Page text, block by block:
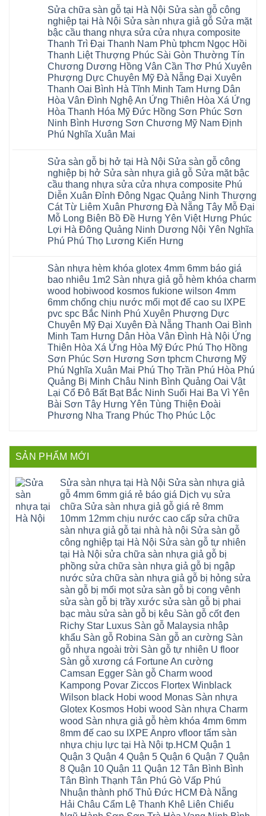
Thanh
Xuân
Kim
Động
Văn
Giang
Cầu
Giấy
Văn
Lâm
tphcm
Khoái
Châu
Trì
Thanh
Xuân
Đoan
Hùng
Thanh
Ba
Giấy
Hạ
Hòa
Cẩm
Khê
Tây
Hồ
Yên
Lập
Thanh
Ninh
hưng
yên
Lâm
Thao
Tam
Nông
hải
phòng
Thanh
Thủy
Hoài
Đức
Bình
Dương
Thủ
Đức
Thanh
Xuân
Thái
Nguyên
Phú
Thọ
Bắc
Giang
Long
Biên
Hải
Dương
Bắc
Ninh
Gia
Lâm
Nam
Hà
Nội
Hưng
Yên
Đông
Anh
Nam
Định
Sóc
Sơn
Ninh
Bình
Thái
Bình
Vĩnh
Phúc
Tây
Hồ
Thanh
Hóa
Đống
Đa
Nghệ
An
nhựa
giả
gỗ
cong
vênh
Sửa
mặt
bậc
cầu
thang
nhựa
sửa
cửa
nhựa
composite
hoài
đức
đan
thanh
ứng
hòa
long
biên
sài
gòn
đông
anh
sóc
sơn
đà
nẵng
thanh
xuân
cầu
giấy
hoành
bồ
long
ninh
giang
hoàng
mai
quảng
ninh
tây
hồ
sơn
tây
thất
mê
đức
phòng
xuyên
giang
bình
luận
ở
Sửa
chữa
sàn
bị
phồng
tại
Hà
Sửa
sàn
gỗ
công
nghiệp
Nội
Sửa
sàn
nhựa
giả
gỗ
Sửa
mặt
bậc
cầu
thang
nhựa
nhựa
composite
Phúc
Thọ
Phúc
Lộc
Hát
Môn
Sài
Gòn
Thạch
Thất
Hạ
Bằng
Tây
Phương
tphcm
Hòa
Lạc
Yên
Xuân
Đạo
Đà
Nẵng
Hoài
Đồng
Đồng
Khánh
Phượng
Thuận
Tràng
Phòng
Đông
Phúc
Thịnh
Quảng
Sửa chữa sàn gỗ tại Hà Nội Sửa sàn gỗ công
nghiệp tại Hà Nội Sửa sàn nhựa giả gỗ Sửa mặt
bậc cầu thang nhựa sửa cửa nhựa composite
Thanh Trì Đại Thanh Nam Phù tphcm Ngọc Hồi
Thanh Liệt Thượng Phúc Sài Gòn Thường Tín
Chương Dương Hồng Vân Cần Thơ Phú Xuyên
Phượng Dực Chuyên Mỹ Đà Nẵng Đại Xuyên
Thanh Oai Bình Hà Tĩnh Minh Tam Hưng Dân
Hòa Vân Đình Nghệ An Ứng Thiên Hòa Xá Ứng
Hòa Thanh Hóa Mỹ Đức Hồng Sơn Phúc Sơn
Ninh Bình Hương Sơn Chương Mỹ Nam Định
Phú Nghĩa Xuân Mai
bình
luận
ở
Sửa
chữa
sàn
gỗ
tại
Hà
Nội
Sửa
nghiệp
tại
Nội
Sửa
nhựa
giả
gỗ
Sửa
mặt
bậc
cầu
thang
nhựa
sửa
cửa
nhựa
composite
Thanh
Nam
Phù
Thanh
Thượng
Phúc
Thường
Dương
Hồng
Xuyên
Phượng
Chuyên
Nẵng
Xuyên
Thanh
Nghệ
Thiên
Sửa sàn gỗ bị hở tại Hà Nội Sửa sàn gỗ công
nghiệp bị hở Sửa sàn nhựa giả gỗ Sửa mặt bậc
cầu thang nhựa sửa cửa nhựa composite Phú
Diễn Xuân Đỉnh Đông Ngạc Quảng Ninh Thượng
Cát Từ Liêm Xuân Phương Đà Nẵng Tây Mỗ Đại
Mỗ Long Biên Bồ Đề Hưng Yên Việt Hưng Phúc
Lợi Hà Đông Quảng Ninh Dương Nội Yên Nghĩa
Phú Phú Thọ Lương Kiến Hưng
bình
luận
ở
Sửa
sàn
gỗ
bị
hở
tại
Hà
Nội
sàn
gỗ
công
nghiệp
hở
Sửa
sàn
Sửa
mặt
bậc
cầu
nhựa
nhựa
composite
Đông
Quảng
Thượng
Xuân
Phương
Nẵng
Hưng
Hưng
Đông
Quảng
Sàn nhựa hèm khóa glotex 4mm 6mm báo giá
bao nhiêu 1m2 Sàn nhựa giả gỗ hèm khóa charm
wood hobiwood kosmos fukione wilson 4mm
6mm chống chịu nước mối mọt đế cao su IXPE
pvc spc Bắc Ninh Phú Xuyên Phượng Dực
Chuyên Mỹ Đại Xuyên Đà Nẵng Thanh Oai Bình
Minh Tam Hưng Dân Hòa Vân Đình Hà Nội Ứng
Thiên Hòa Xá Ứng Hòa Mỹ Đức Phú Thọ Hồng
Sơn Phúc Sơn Hương Sơn tphcm Chương Mỹ
Phú Nghĩa Xuân Mai Phú Thọ Trần Phú Hòa Phú
Quảng Bị Minh Châu Ninh Bình Quảng Oai Vật
Lại Cổ Đô Bất Bạt Bắc Ninh Suối Hai Ba Vì Yên
Bài Sơn Tây Hưng Yên Tùng Thiện Đoài
Phương Nha Trang Phúc Thọ Phúc Lộc
luận
ở
glotex
4mm
nhiêu
charm
wood
hobiwood
kosmos
fukione
4mm
nước
Xuyên
Phượng
Chuyên
SẢN PHẨM MỚI
Sửa sàn nhựa tại Hà Nội Sửa sàn nhựa giả
gỗ 4mm 6mm giá rẻ báo giá Dịch vụ sửa
chữa Sửa sàn nhựa giả gỗ giá rẻ 8mm
10mm 12mm chịu nước cao cấp sửa chữa
sàn nhựa giả gỗ tại nhà hà nội Sửa sàn gỗ
công nghiệp tại Hà Nội Sửa sàn gỗ tự nhiên
tại Hà Nội sửa chữa sàn nhựa giả gỗ bị
phồng sửa chữa sàn nhựa giả gỗ bị ngập
nước sửa chữa sàn nhựa giả gỗ bị hỏng sửa
sàn gỗ bị mối mọt sửa sàn gỗ bị cong vênh
sửa sàn gỗ bị trầy xước sửa sàn gỗ bị phai
bạc màu sửa sàn gỗ bị kêu Sàn gỗ cốt đen
Richy Star Luxus Sàn gỗ Malaysia nhập
khẩu Sàn gỗ Robina Sàn gỗ an cường Sàn
gỗ nhựa ngoài trời Sàn gỗ tự nhiên U floor
Sàn gỗ xương cá Fortune An cường
Camsan Egger Sàn gỗ Charm wood
Kampong Povar Ziccos Flortex Winblack
Wilson black Hobi wood Monas Sàn nhựa
Glotex Kosmos Hobi wood Sàn nhựa Charm
wood Sàn nhựa giả gỗ hèm khóa 4mm 6mm
8mm đế cao su IXPE Anpro vfloor tấm sàn
nhựa chịu lực tại Hà Nội tp.HCM Quận 1
Quận 3 Quận 4 Quận 5 Quận 6 Quận 7 Quận
8 Quận 10 Quận 11 Quận 12 Tân Bình Bình
Tân Bình Thạnh Tân Phú Gò Vấp Phú
Nhuận thành phố Thủ Đức HCM Đà Nẵng
Hải Châu Cẩm Lệ Thanh Khê Liên Chiểu